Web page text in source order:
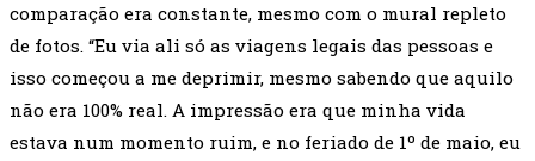
comparação era constante, mesmo com o mural repleto
de fotos. “Eu via ali só as viagens legais das pessoas e
isso começou a me deprimir, mesmo sabendo que aquilo
não era 100% real. A impressão era que minha vida
estava num momento ruim, e no feriado de 1º de maio, eu